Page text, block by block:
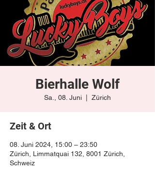
Bierhalle Wolf
Sa., 08. Juni Zürich
Zeit & Ort
08. Juni 2024, 15:00 – 23:50
Zürich, Limmatquai 132, 8001 Zürich,
Schweiz